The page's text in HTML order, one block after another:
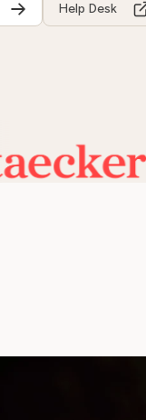
Help Desk